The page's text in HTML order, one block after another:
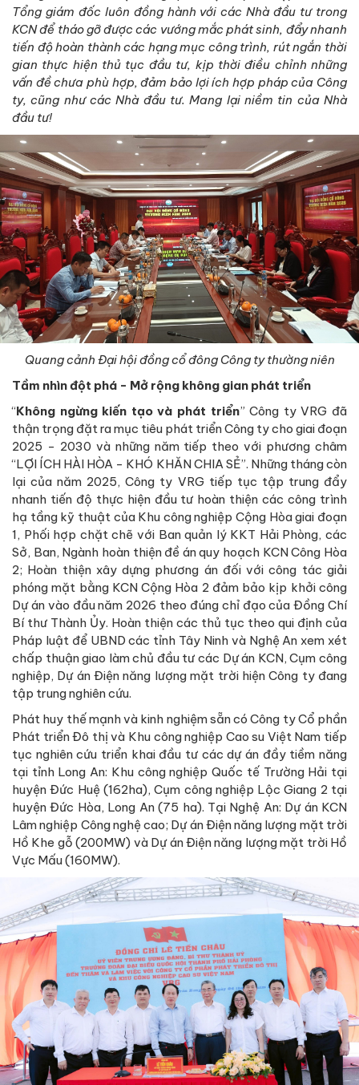
Tổng giám đốc luôn đồng hành với các Nhà đầu tư trong
KCN để tháo gỡ được các vướng mắc phát sinh, đẩy nhanh
tiến độ hoàn thành các hạng mục công trình, rút ngắn thời
gian thực hiện thủ tục đầu tư, kịp thời điều chỉnh những
vấn đề chưa phù hợp, đảm bảo lợi ích hợp pháp của Công
ty, cũng như các Nhà đầu tư. Mang lại niềm tin của Nhà
đầu tư!
Quang cảnh Đại hội đồng cổ đông Công ty thường niên
Tầm nhìn đột phá - Mở rộng không gian phát triển
“Không ngừng kiến tạo và phát triển” Công ty VRG đã
thận trọng đặt ra mục tiêu phát triển Công ty cho giai đoạn
2025 - 2030 và những năm tiếp theo với phương châm
“LỢI ÍCH HÀI HÒA - KHÓ KHĂN CHIA SẺ”. Những tháng còn
lại của năm 2025, Công ty VRG tiếp tục tập trung đẩy
nhanh tiến độ thực hiện đầu tư hoàn thiện các công trình
hạ tầng kỹ thuật của Khu công nghiệp Cộng Hòa giai đoạn
1, Phối hợp chặt chẽ với Ban quản lý KKT Hải Phòng, các
Sở, Ban, Ngành hoàn thiện đề án quy hoạch KCN Công Hòa
2; Hoàn thiện xây dựng phương án đối với công tác giải
phóng mặt bằng KCN Cộng Hòa 2 đảm bảo kịp khởi công
Dự án vào đầu năm 2026 theo đúng chỉ đạo của Đồng Chí
Bí thư Thành Ủy. Hoàn thiện các thủ tục theo qui định của
Pháp luật để UBND các tỉnh Tây Ninh và Nghệ An xem xét
chấp thuận giao làm chủ đầu tư các Dự án KCN, Cụm công
nghiệp, Dự án Điện năng lượng mặt trời hiện Công ty đang
tập trung nghiên cứu.
Phát huy thế mạnh và kinh nghiệm sẵn có Công ty Cổ phần
Phát triển Đô thị và Khu công nghiệp Cao su Việt Nam tiếp
tục nghiên cứu triển khai đầu tư các dự án đầy tiềm năng
tại tỉnh Long An: Khu công nghiệp Quốc tế Trường Hải tại
huyện Đức Huệ (162ha), Cụm công nghiệp Lộc Giang 2 tại
huyện Đức Hòa, Long An (75 ha). Tại Nghệ An: Dự án KCN
Lâm nghiệp Công nghệ cao; Dự án Điện năng lượng mặt trời
Hồ Khe gỗ (200MW) và Dự án Điện năng lượng mặt trời Hồ
Vực Mấu (160MW).